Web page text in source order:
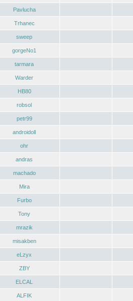
Pavlucha
Trhanec
sweep
gorgeNo1
tarmara
Warder
HB80
robsol
petr99
androidoll
ohr
andras
machado
Mira
Furbo
Tony
mrazik
misakben
eLzyx
ZBY
ELCAL
ALFIK